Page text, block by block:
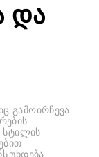
და
გამოირჩევა
სტილის
უხდება.